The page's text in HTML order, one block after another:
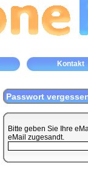
Kontakt
Passwort
Bitte geben Sie Ihre
eMail zugesandt.